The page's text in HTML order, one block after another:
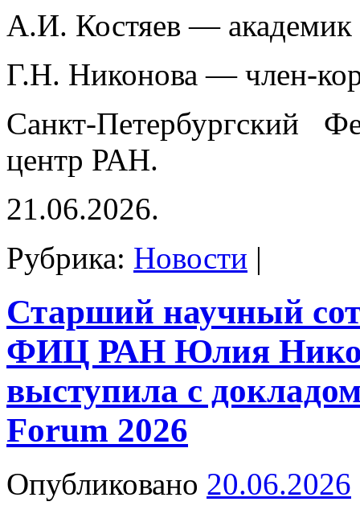
А.И. Костяев —
Г.Н. Никонова — член-
Санкт-Петербургский
центр РАН.
21.06.2026.
Рубрика: Новости |
Старший научный
ФИЦ РАН Юлия
выступила с
Forum 2026
Опубликовано 20.06.2026